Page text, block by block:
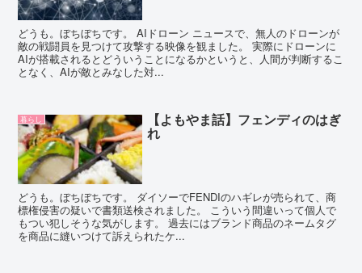
どうも。ぼちぼちです。 AIドローン ニュースで、無人のドローンが
敵の戦闘員を見つけて攻撃する映像を観ました。 実際にドローンに
AIが搭載されるとどういうことになるかというと、人間が判断するこ
となく、AIが敵とみなした対...
暮らし 【よもやま話】フェンディのはぎ
れ
どうも。ぼちぼちです。 ダイソーでFENDIのハギレが売られて、商
標権侵害の疑いで書類送検されました。 こういう間違いって個人で
もつい犯しそうな気がします。 過去にはブランド商品のネームタグ
を商品に縫いつけて訴えられたケ...